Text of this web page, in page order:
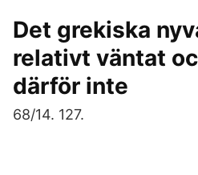
Det grekiska
relativt väntat
därför inte
68/14. 127.